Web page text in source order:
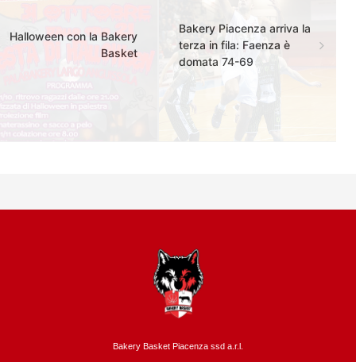
Halloween con la Bakery
Basket
Bakery Piacenza arriva la
terza in fila: Faenza è
domata 74-69
Bakery Basket Piacenza ssd a.r.l.